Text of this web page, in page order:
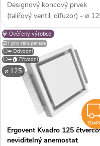
d
u
k
t
d
u
k
ů
Designový koncový prvek
(talířový ventil, difuzor) - ⌀
mm, barva bílá, materiál
tvar kruhový, odvodní /
- univerzální, regulace průtoku,
prémiové zpracování,...
⌀ 125
💎 Ověřený výrobce
⚪⬅️ Odvodní
⚪➡️🏠 Přívodní
☑️ I pro rekuperace
Ergovent Kvadro 125
neviditelný anemostat